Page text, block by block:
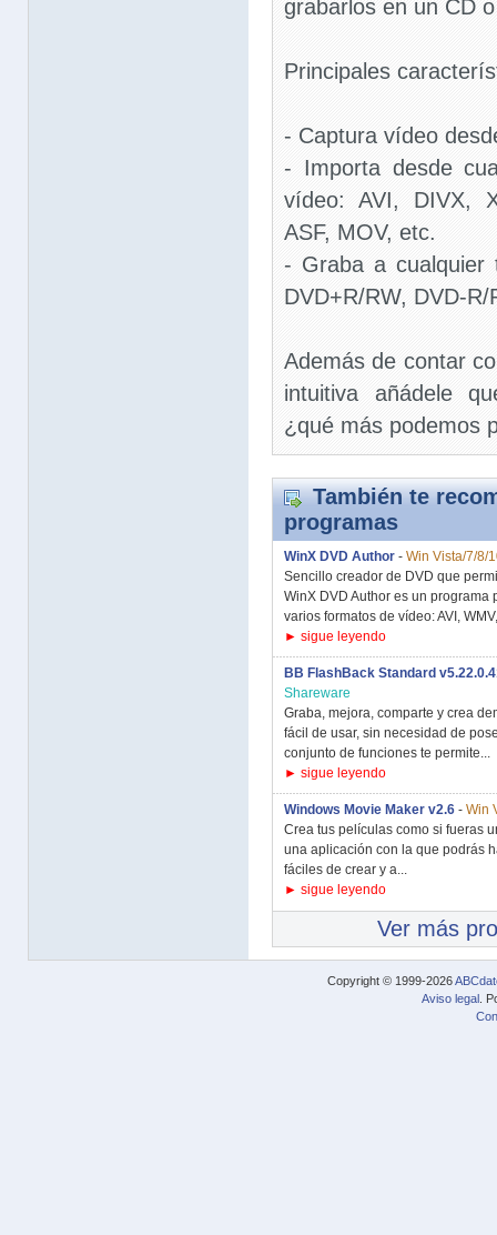
grabarlos en un CD
Principales
- Captura vídeo
- Importa desde
vídeo: AVI, DIVX,
ASF, MOV, etc.
- Graba a cualquier
DVD+R/RW, DVD-
Además de contar
intuitiva añádele
¿qué más podemos
También te
programas
WinX DVD Author - Win Vista/7/8/
Sencillo creador de DVD que
WinX DVD Author es un
varios formatos de vídeo: AVI,
► sigue leyendo
BB FlashBack Standard
Shareware
Graba, mejora, comparte y crea
fácil de usar, sin necesidad de
conjunto de funciones te permite...
► sigue leyendo
Windows Movie Maker v2.6 - Win
Crea tus películas como si fueras
una aplicación con la que podrás
fáciles de crear y a...
► sigue leyendo
Ver más
Copyright © 1999-2026
Aviso legal .